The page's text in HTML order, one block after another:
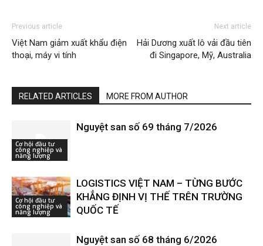
Previous article
Việt Nam giảm xuất khẩu điện
thoại, máy vi tính
Next article
Hải Dương xuất lô vải đầu tiên
đi Singapore, Mỹ, Australia
RELATED ARTICLES MORE FROM AUTHOR
Cơ hội đầu tư
công nghiệp và
năng lượng
Nguyệt san số 69 tháng 7/2026
Cơ hội đầu tư
công nghiệp và
năng lượng
LOGISTICS VIỆT NAM – TỪNG BƯỚC
KHẲNG ĐỊNH VỊ THẾ TRÊN TRƯỜNG
QUỐC TẾ
Nguyệt san số 68 tháng 6/2026